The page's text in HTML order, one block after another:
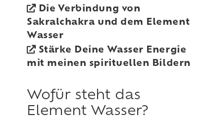
Die Verbindung von
Sakralchakra und dem Element
Wasser
Stärke Deine Wasser Energie
mit meinen spirituellen Bildern
Wofür steht das
Element Wasser?